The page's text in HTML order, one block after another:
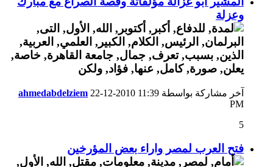
وعزلة
آخر مشاركة بواسطة ahmedabdelziem 22-12-2010 11:39
PM
5
فتح العرب لمصر واراء بعض المؤرخين